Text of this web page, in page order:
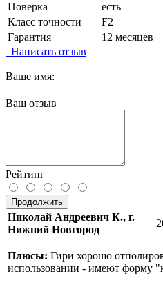
Поверка
есть
Класс точности
F2
Гарантия
12 месяцев
Написать отзыв
Ваше имя:
Ваш отзыв
Рейтинг
Продолжить
Николай Андреевич К., г.
Нижний Новгород
Плюсы: Гири хорошо
использовании - имеют форму